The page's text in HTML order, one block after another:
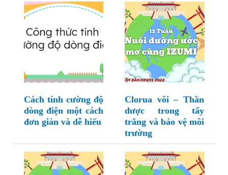
Cách tính cường độ
dòng điện một cách
đơn giản và dễ hiểu
Clorua vôi – Thần
dược trong tẩy
trắng và bảo vệ môi
trường